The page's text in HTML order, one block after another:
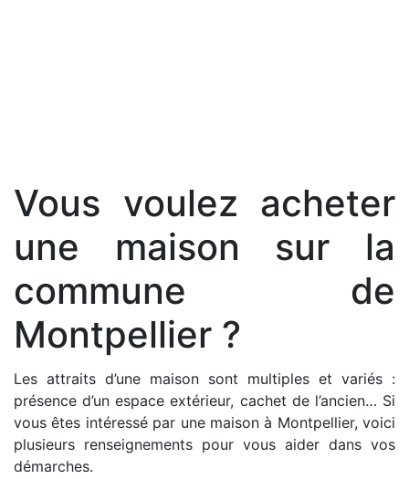
Vous voulez acheter
une maison sur la
commune de
Montpellier ?
Les attraits d’une maison sont multiples et variés :
présence d’un espace extérieur, cachet de l’ancien… Si
vous êtes intéressé par une maison à Montpellier, voici
plusieurs renseignements pour vous aider dans vos
démarches.